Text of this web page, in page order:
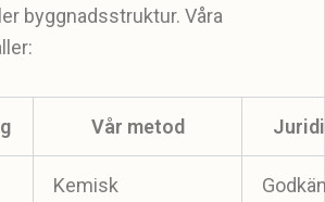
byggnadsstruktur. Våra
Vår metod
Kemisk